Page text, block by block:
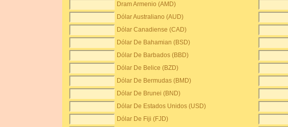
Dram Armenio (AMD)
Dólar Australiano (AUD)
Dólar Canadiense (CAD)
Dólar De Bahamian (BSD)
Dólar De Barbados (BBD)
Dólar De Belice (BZD)
Dólar De Bermudas (BMD)
Dólar De Brunei (BND)
Dólar De Estados Unidos (USD)
Dólar De Fiji (FJD)